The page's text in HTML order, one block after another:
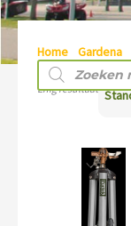
Home Gardena
Producten
zoeken
Enig resultaat